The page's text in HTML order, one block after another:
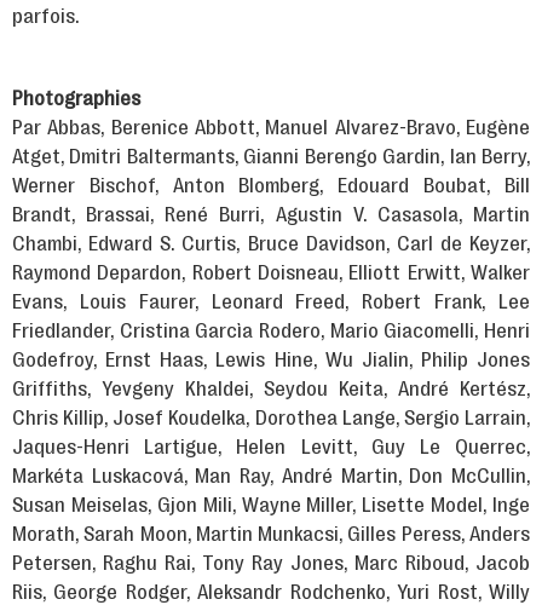
parfois.
Photographies
Par Abbas, Berenice Abbott, Manuel Alvarez-Bravo, Eugène
Atget, Dmitri Baltermants, Gianni Berengo Gardin, Ian Berry,
Werner Bischof, Anton Blomberg, Edouard Boubat, Bill
Brandt, Brassai, René Burri, Agustin V. Casasola, Martin
Chambi, Edward S. Curtis, Bruce Davidson, Carl de Keyzer,
Raymond Depardon, Robert Doisneau, Elliott Erwitt, Walker
Evans, Louis Faurer, Leonard Freed, Robert Frank, Lee
Friedlander, Cristina Garcìa Rodero, Mario Giacomelli, Henri
Godefroy, Ernst Haas, Lewis Hine, Wu Jialin, Philip Jones
Griffiths, Yevgeny Khaldei, Seydou Keita, André Kertész,
Chris Killip, Josef Koudelka, Dorothea Lange, Sergio Larrain,
Jaques-Henri Lartigue, Helen Levitt, Guy Le Querrec,
Markéta Luskacová, Man Ray, André Martin, Don McCullin,
Susan Meiselas, Gjon Mili, Wayne Miller, Lisette Model, Inge
Morath, Sarah Moon, Martin Munkacsi, Gilles Peress, Anders
Petersen, Raghu Rai, Tony Ray Jones, Marc Riboud, Jacob
Riis, George Rodger, Aleksandr Rodchenko, Yuri Rost, Willy